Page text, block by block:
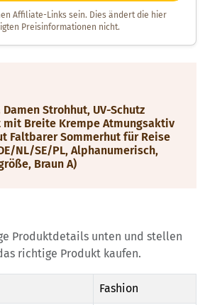
Affiliate-Links sein. Dies ändert die hier
Preisinformationen nicht.
Damen Strohhut, UV-Schutz
mit Breite Krempe Atmungsaktiv
Faltbarer Sommerhut für Reise
NL/SE/PL, Alphanumerisch,
Braun A)
Produktdetails unten und stellen
richtige Produkt kaufen.
Fashion